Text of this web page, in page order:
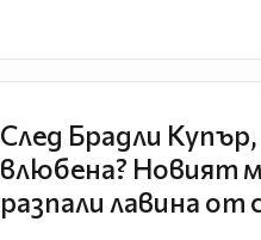
След Брадли
влюбена? Новият
разпали лавина от